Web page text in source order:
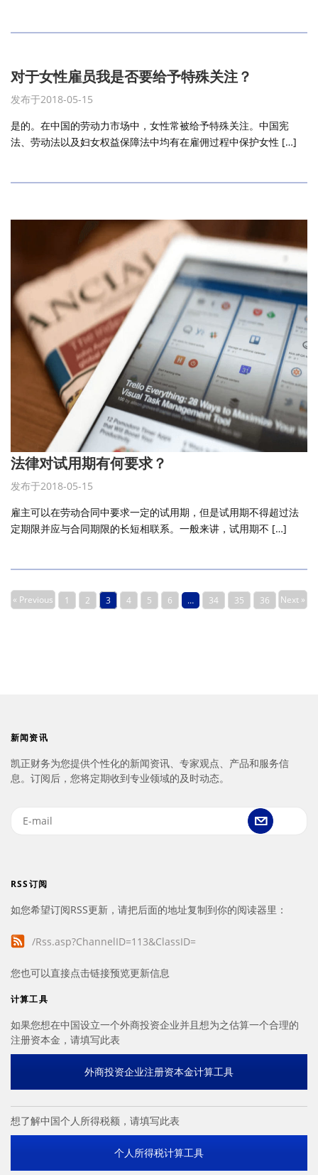
对于女性雇员我是否要给予特殊关注？
发布于2018-05-15
是的。在中国的劳动力市场中，女性常被给予特殊关注。中国宪
法、劳动法以及妇女权益保障法中均有在雇佣过程中保护女性 […]
法律对试用期有何要求？
发布于2018-05-15
雇主可以在劳动合同中要求一定的试用期，但是试用期不得超过法
定期限并应与合同期限的长短相联系。一般来讲，试用期不 […]
« Previous 1 2 3 4 5 6 … 34 35 36 Next »
新闻资讯
凯正财务为您提供个性化的新闻资讯、专家观点、产品和服务信
息。订阅后，您将定期收到专业领域的及时动态。
RSS订阅
如您希望订阅RSS更新，请把后面的地址复制到你的阅读器里：
/Rss.asp?ChannelID=113&ClassID=
您也可以直接点击链接预览更新信息
计算工具
如果您想在中国设立一个外商投资企业并且想为之估算一个合理的
注册资本金，请填写此表
外商投资企业注册资本金计算工具
想了解中国个人所得税额，请填写此表
个人所得税计算工具